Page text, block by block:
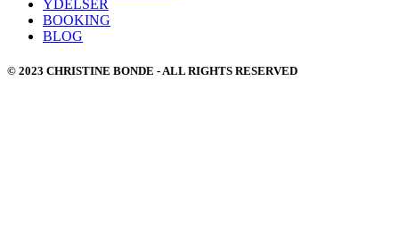
YDELSER
BOOKING
BLOG
© 2023 CHRISTINE BONDE - ALL RIGHTS RESERVED